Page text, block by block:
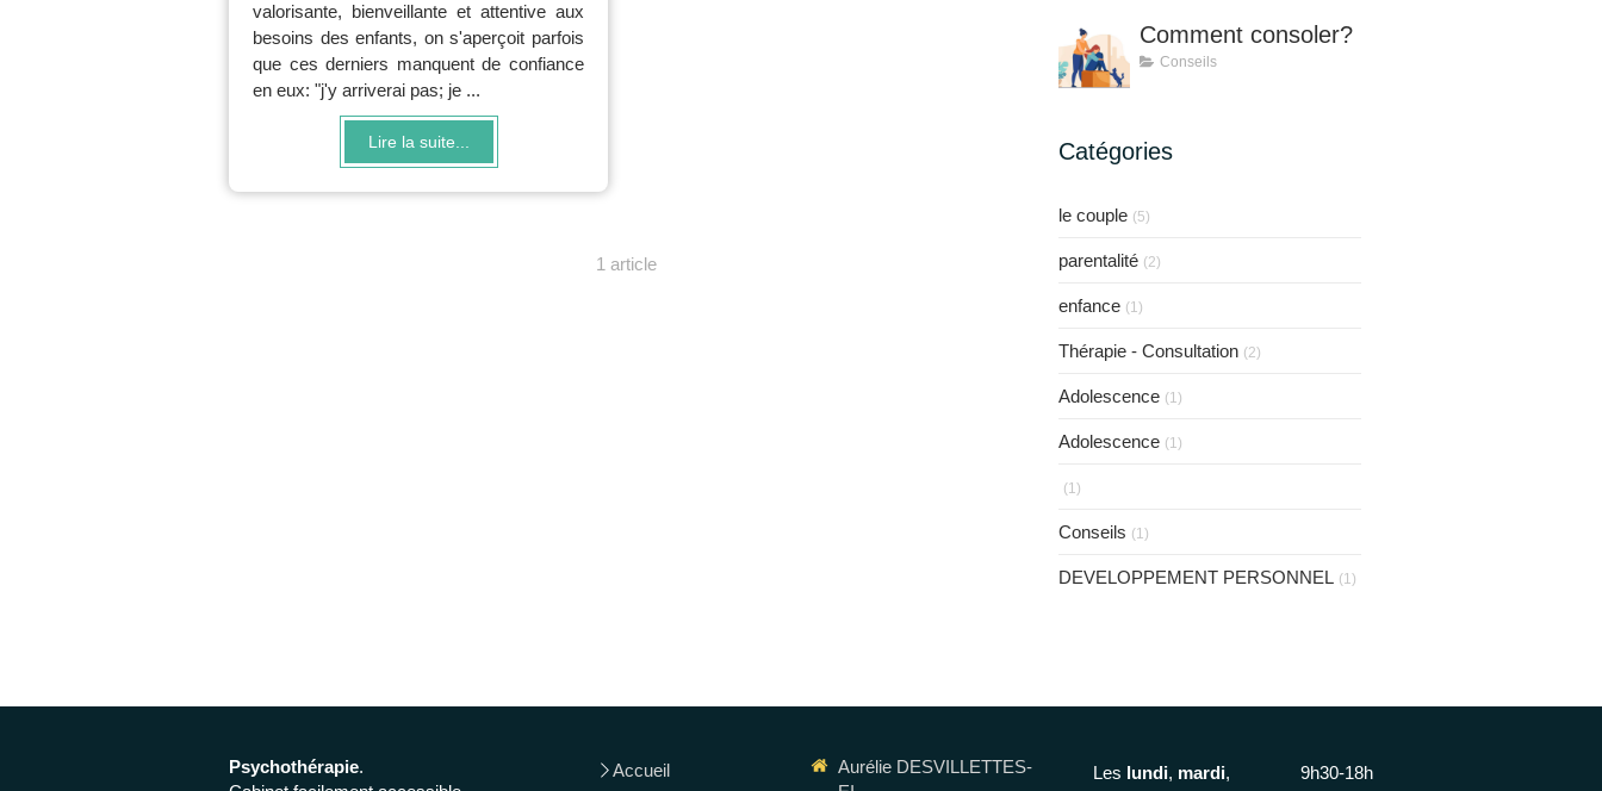
valorisante, bienveillante et attentive aux
besoins des enfants, on s'aperçoit parfois
que ces derniers manquent de confiance
en eux: "j'y arriverai pas; je ...
Lire la suite...
1 article
Comment consoler?
Conseils
Catégories
le couple (5)
parentalité (2)
enfance (1)
Thérapie - Consultation (2)
Adolescence (1)
Adolescence (1)
(1)
Conseils (1)
DEVELOPPEMENT PERSONNEL (1)
Psychothérapie.
Accueil
Aurélie DESVILLETTES-
Les lundi, mardi,
9h30-18h